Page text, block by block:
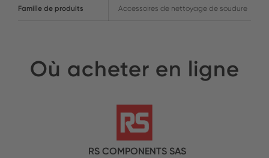
Famille de produits Accessoires de nettoyage de soudure
Où acheter en ligne
RS COMPONENTS SAS